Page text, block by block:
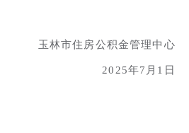
玉林市住房公积金管理中心
2025年7月1日